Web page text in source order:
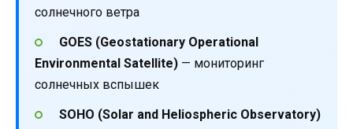
солнечного ветра
GOES (Geostationary Operational
Environmental Satellite) — мониторинг
солнечных вспышек
SOHO (Solar and Heliospheric Observatory)